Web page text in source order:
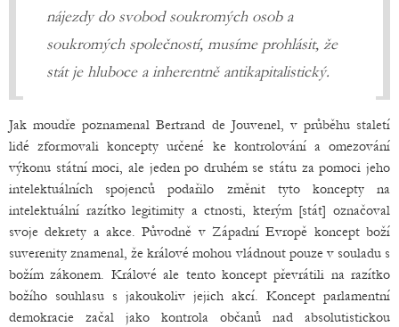
nájezdy do svobod soukromých osob a
soukromých společností, musíme prohlásit, že
stát je hluboce a inherentně antikapitalistický.
Jak moudře poznamenal Bertrand de Jouvenel, v průběhu staletí
lidé zformovali koncepty určené ke kontrolování a omezování
výkonu státní moci, ale jeden po druhém se státu za pomoci jeho
intelektuálních spojenců podařilo změnit tyto koncepty na
intelektuální razítko legitimity a ctnosti, kterým [stát] označoval
svoje dekrety a akce. Původně v Západní Evropě koncept boží
suverenity znamenal, že králové mohou vládnout pouze v souladu s
božím zákonem. Králové ale tento koncept převrátili na razítko
božího souhlasu s jakoukoliv jejich akcí. Koncept parlamentní
demokracie začal jako kontrola občanů nad absolutistickou